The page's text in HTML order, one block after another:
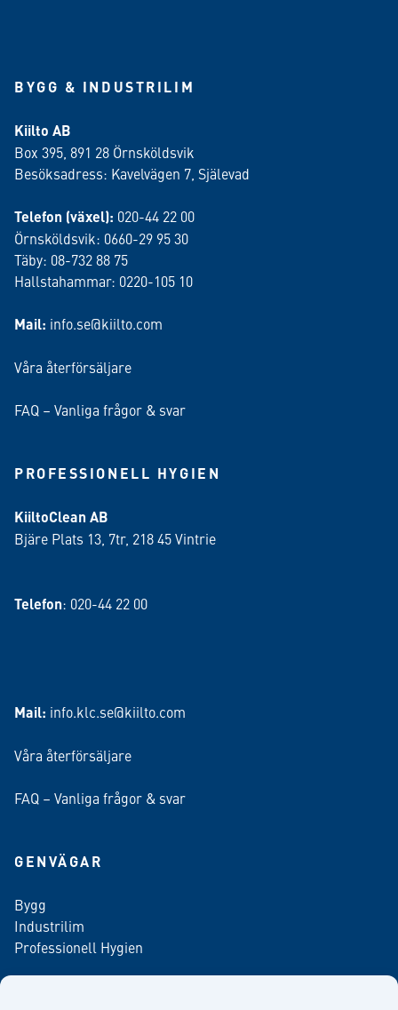
BYGG & INDUSTRILIM
Kiilto AB
Box 395, 891 28 Örnsköldsvik
Besöksadress: Kavelvägen 7, Själevad
Telefon (växel): 020-44 22 00
Örnsköldsvik: 0660-29 95 30
Täby: 08-732 88 75
Hallstahammar: 0220-105 10
Mail: info.se@kiilto.com
Våra återförsäljare
FAQ – Vanliga frågor & svar
PROFESSIONELL HYGIEN
KiiltoClean AB
Bjäre Plats 13, 7tr, 218 45 Vintrie
Telefon: 020-44 22 00
Mail: info.klc.se@kiilto.com
Våra återförsäljare
FAQ – Vanliga frågor & svar
GENVÄGAR
Bygg
Industrilim
Professionell Hygien